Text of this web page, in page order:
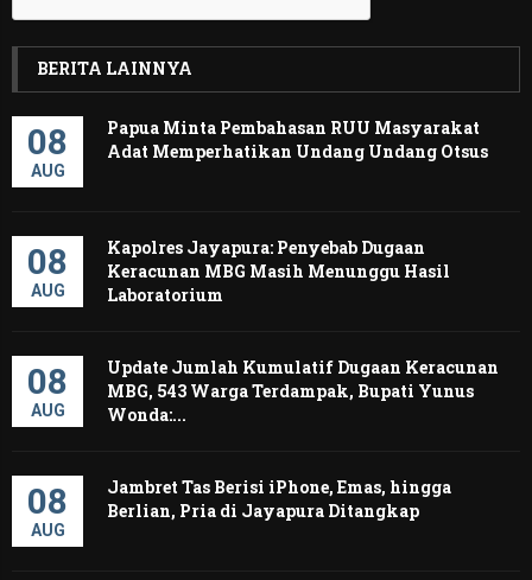
BERITA LAINNYA
08
AUG
Papua Minta Pembahasan RUU Masyarakat
Adat Memperhatikan Undang Undang Otsus
08
AUG
Kapolres Jayapura: Penyebab Dugaan
Keracunan MBG Masih Menunggu Hasil
Laboratorium
08
AUG
Update Jumlah Kumulatif Dugaan Keracunan
MBG, 543 Warga Terdampak, Bupati Yunus
Wonda:...
08
AUG
Jambret Tas Berisi iPhone, Emas, hingga
Berlian, Pria di Jayapura Ditangkap